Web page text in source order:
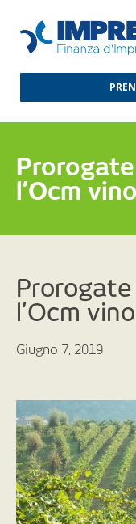
l’Ocm vino
l’Ocm vino
Giugno 7, 2019